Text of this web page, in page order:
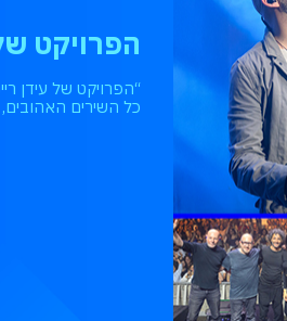
הפרויקט
“הפרויקט של עידן
כל השירים האהובים,